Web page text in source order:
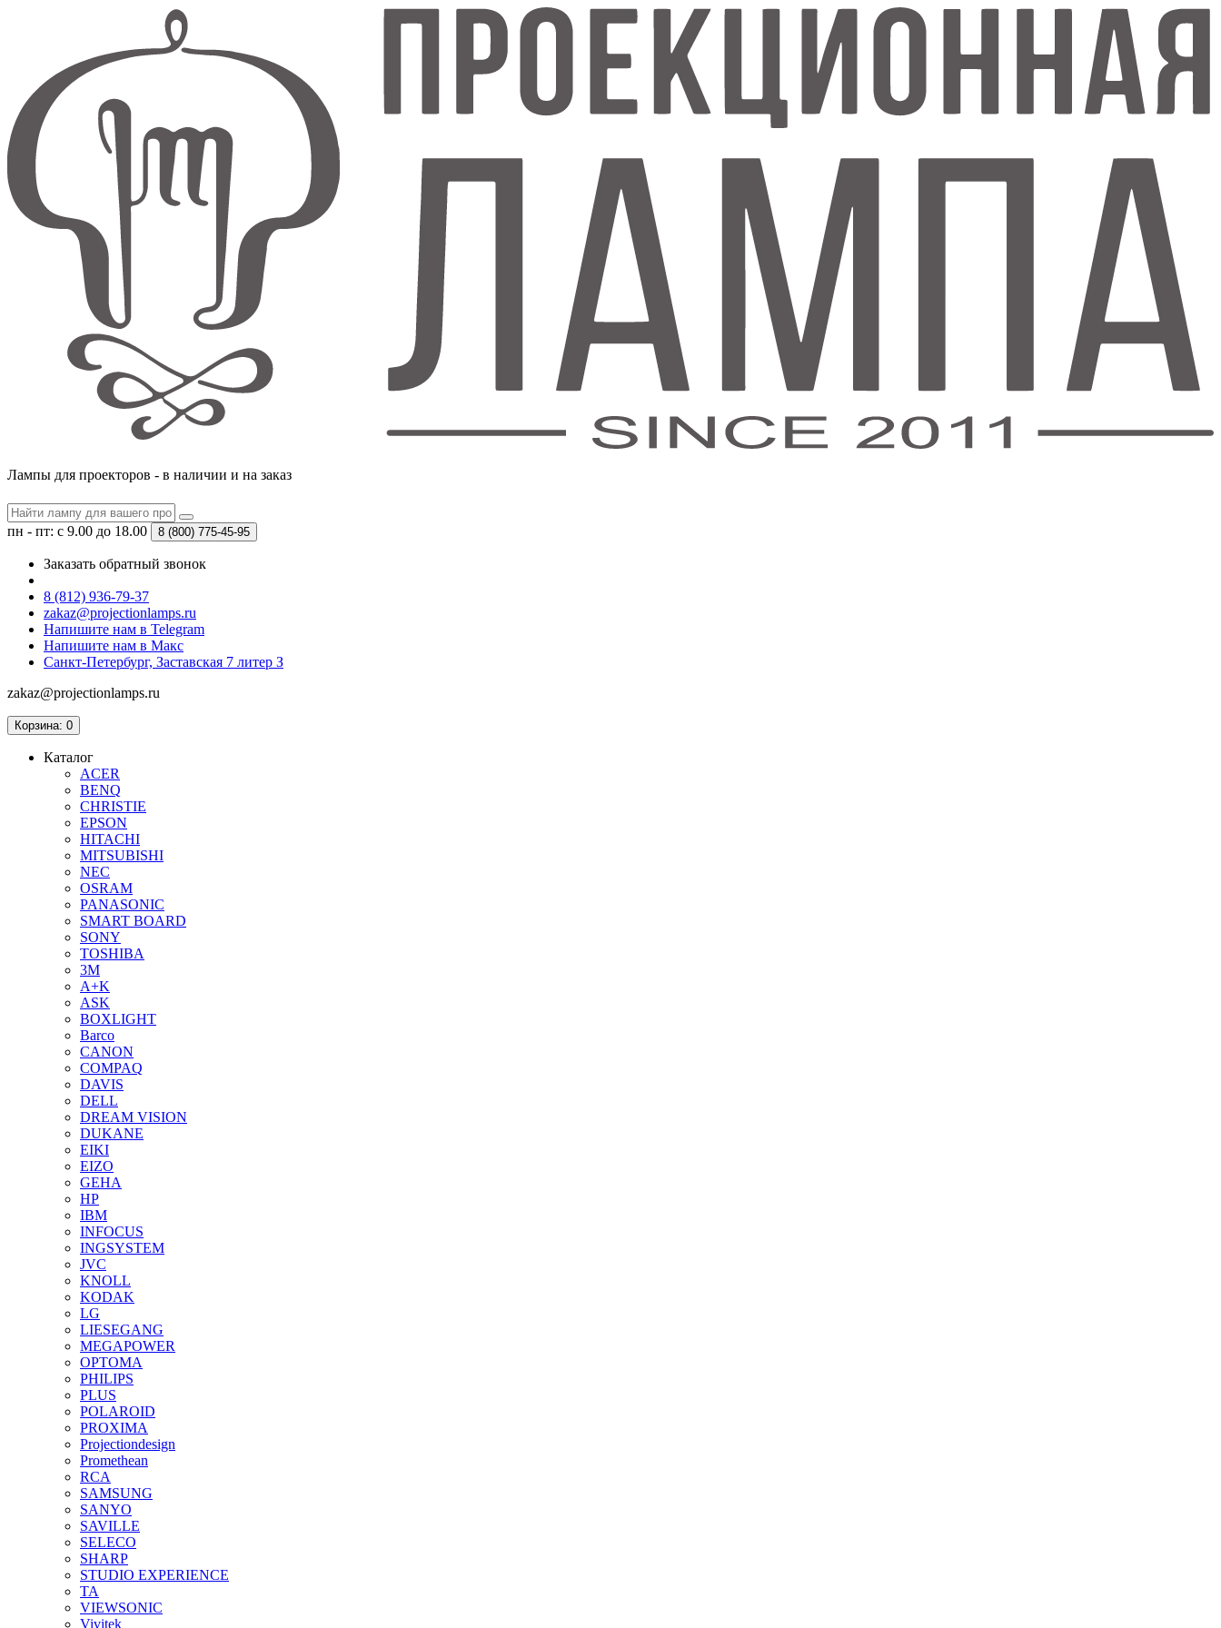
Лампы для проекторов - в наличии и на заказ
пн - пт: с 9.00 до 18.00 8 (800) 775-45-95
Заказать обратный звонок
8 (812) 936-79-37
zakaz@projectionlamps.ru
Напишите нам в Telegram
Напишите нам в Макс
Санкт-Петербург, Заставская 7 литер З
zakaz@projectionlamps.ru
Корзина: 0
Каталог
ACER
BENQ
CHRISTIE
EPSON
HITACHI
MITSUBISHI
NEC
OSRAM
PANASONIC
SMART BOARD
SONY
TOSHIBA
3М
A+K
ASK
BOXLIGHT
Barco
CANON
COMPAQ
DAVIS
DELL
DREAM VISION
DUKANE
EIKI
EIZO
GEHA
HP
IBM
INFOCUS
INGSYSTEM
JVC
KNOLL
KODAK
LG
LIESEGANG
MEGAPOWER
OPTOMA
PHILIPS
PLUS
POLAROID
PROXIMA
Projectiondesign
Promethean
RCA
SAMSUNG
SANYO
SAVILLE
SELECO
SHARP
STUDIO EXPERIENCE
TA
VIEWSONIC
Vivitek